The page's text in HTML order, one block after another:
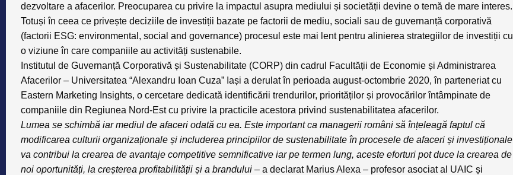
dezvoltare a afacerilor. Preocuparea cu privire la impactul asupra mediului și societății devine o temă de mare interes.
Totuși în ceea ce privește deciziile de investiții bazate pe factorii de mediu, sociali sau de guvernanță corporativă
(factorii ESG: environmental, social and governance) procesul este mai lent pentru alinierea strategiilor de investiții cu
o viziune în care companiile au activități sustenabile.
Institutul de Guvernanță Corporativă și Sustenabilitate (CORP) din cadrul Facultății de Economie și Administrarea
Afacerilor – Universitatea “Alexandru Ioan Cuza” Iași a derulat în perioada august-octombrie 2020, în parteneriat cu
Eastern Marketing Insights, o cercetare dedicată identificării trendurilor, priorităților și provocărilor întâmpinate de
companiile din Regiunea Nord-Est cu privire la practicile acestora privind sustenabilitatea afacerilor.
Lumea se schimbă iar mediul de afaceri odată cu ea. Este important ca managerii români să înțeleagă faptul că
modificarea culturii organizaționale și includerea principiilor de sustenabilitate în procesele de afaceri și investiționale
va contribui la crearea de avantaje competitive semnificative iar pe termen lung, aceste eforturi pot duce la crearea de
noi oportunități, la creșterea profitabilității și a brandului – a declarat Marius Alexa – profesor asociat al UAIC și